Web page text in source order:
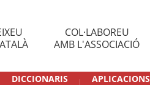
COL·LABOREU
AMB L'ASSOCIACIÓ
DICCIONARIS APLICACIONS